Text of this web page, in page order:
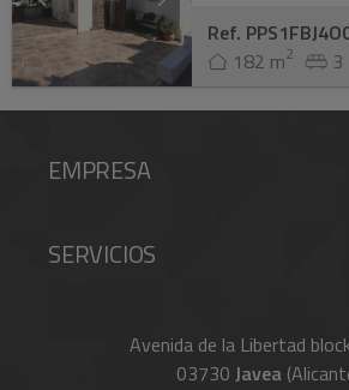
Ref.
182 m2 3
EMPRESA
SERVICIOS
Avenida de la Libertad
03730 Javea